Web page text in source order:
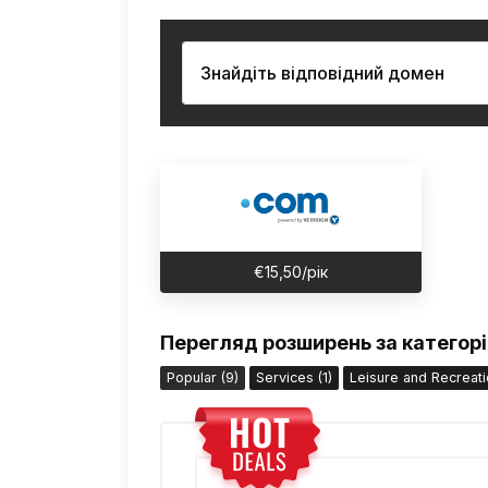
€15,50/рік
Перегляд розширень за
Popular (9) Services (1) Leisure and